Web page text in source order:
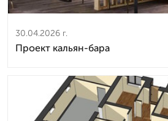
30.04.2026 г.
Проект кальян-бара